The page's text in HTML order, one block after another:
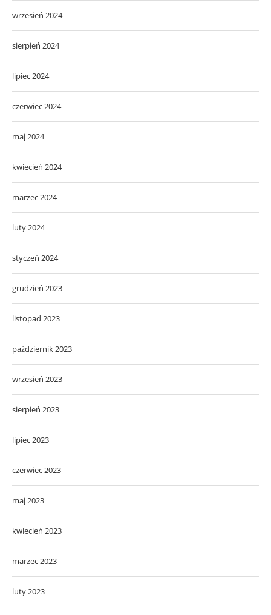
wrzesień 2024
sierpień 2024
lipiec 2024
czerwiec 2024
maj 2024
kwiecień 2024
marzec 2024
luty 2024
styczeń 2024
grudzień 2023
listopad 2023
październik 2023
wrzesień 2023
sierpień 2023
lipiec 2023
czerwiec 2023
maj 2023
kwiecień 2023
marzec 2023
luty 2023